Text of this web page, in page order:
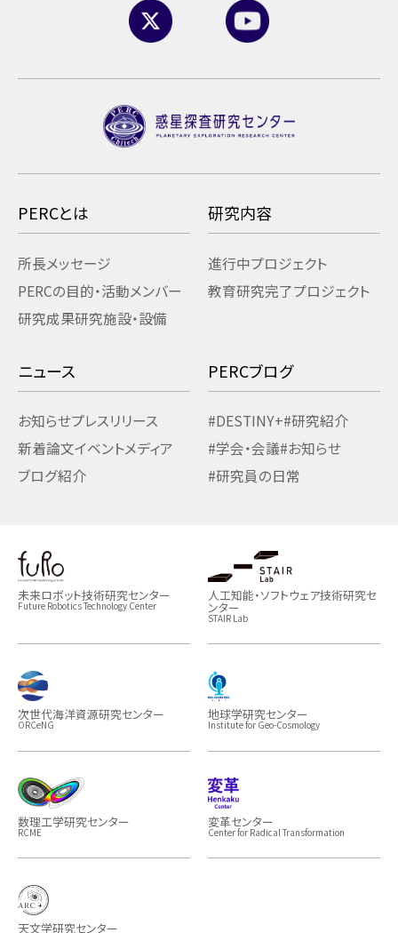
PERCとは
所長メッセージ
PERCの目的・活動メンバー
研究成果研究施設・設備
研究内容
進行中プロジェクト
教育研究完了プロジェクト
ニュース
お知らせプレスリリース
新着論文イベントメディア
ブログ紹介
PERCブログ
#DESTINY+#研究紹介
#学会・会議#お知らせ
#研究員の日常
未来ロボット技術研究センター
Future Robotics Technology Center
人工知能・ソフトウェア技術研究セ
ンター
STAIR Lab
次世代海洋資源研究センター
ORCeNG
地球学研究センター
Institute for Geo-Cosmology
数理工学研究センター
RCME
変革センター
Center for Radical Transformation
天文学研究センター